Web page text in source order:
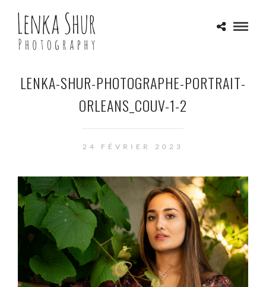
LENKA-SHUR-PHOTOGRAPHE-PORTRAIT-
ORLEANS_COUV-1-2
24 FÉVRIER 2023